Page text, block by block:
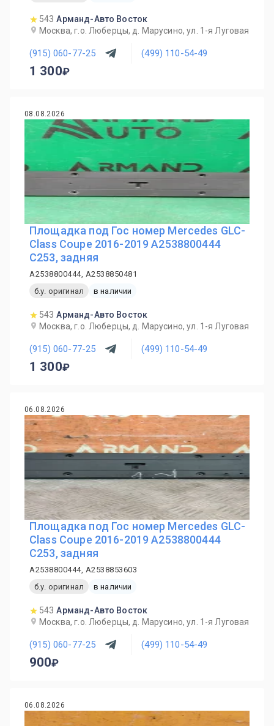
543 Арманд-Авто Восток
Москва, г.о. Люберцы, д. Марусино, ул. 1-я Луговая
(915) 060-77-25 (499) 110-54-49
1 300
08.08.2026
Площадка под Гос номер Mercedes GLC-
Class Coupe 2016-2019 A2538800444
C253, задняя
A2538800444, A2538850481
б.у. оригинал
в наличии
543 Арманд-Авто Восток
Москва, г.о. Люберцы, д. Марусино, ул. 1-я Луговая
(915) 060-77-25 (499) 110-54-49
1 300
06.08.2026
Площадка под Гос номер Mercedes GLC-
Class Coupe 2016-2019 A2538800444
C253, задняя
A2538800444, A2538853603
б.у. оригинал
в наличии
543 Арманд-Авто Восток
Москва, г.о. Люберцы, д. Марусино, ул. 1-я Луговая
(915) 060-77-25 (499) 110-54-49
900
06.08.2026